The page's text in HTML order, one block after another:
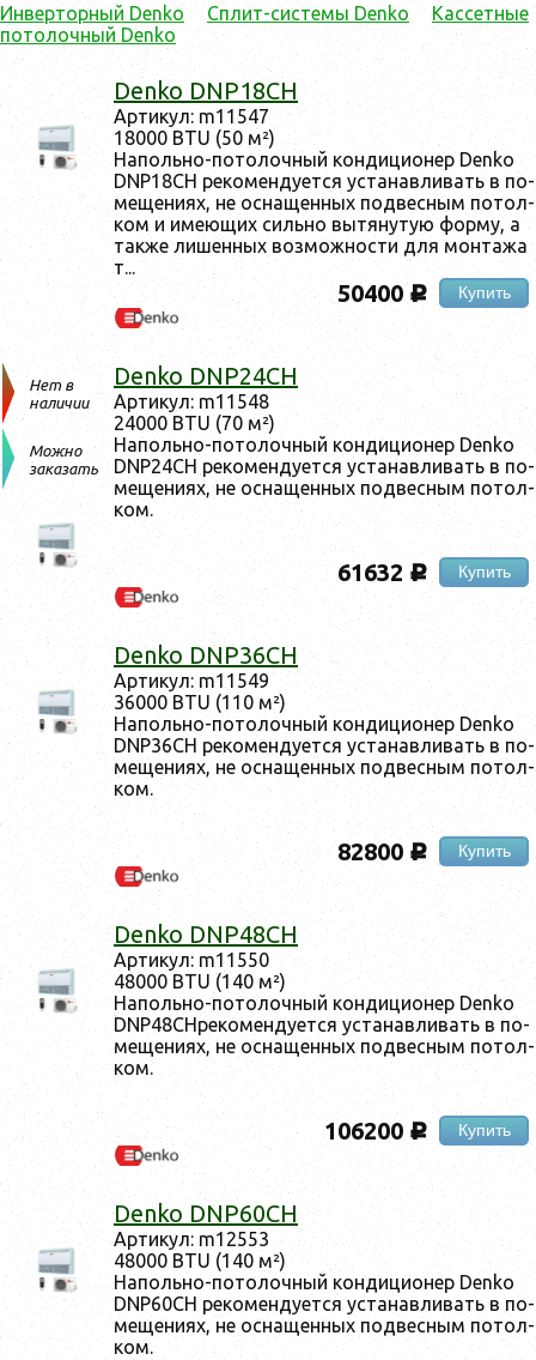
Инверторный Denko
Сплит-системы Denko
Кассетные
потолочный Denko
Denko DNP18CH
Ар­ти­кул: m11547
18000 BTU (50 м²)
На­поль­но-по­толоч­ный кон­ди­ци­онер Denko
DNP18CH ре­комен­ду­ет­ся ус­та­нав­ли­вать в по­
меще­ни­ях, не ос­на­щен­ных под­весным по­тол­
ком и име­ющих силь­но вы­тяну­тую фор­му, а
так­же ли­шен­ных воз­можнос­ти для мон­та­жа
т...
50400c Купить
Нет в
наличии
Можно
заказать
Denko DNP24CH
Ар­ти­кул: m11548
24000 BTU (70 м²)
На­поль­но-по­толоч­ный кон­ди­ци­онер Denko
DNP24CH ре­комен­ду­ет­ся ус­та­нав­ли­вать в по­
меще­ни­ях, не ос­на­щен­ных под­весным по­тол­
ком.
61632 c Купить
Denko DNP36CH
Ар­ти­кул: m11549
36000 BTU (110 м²)
На­поль­но-по­толоч­ный кон­ди­ци­онер Denko
DNP36CH ре­комен­ду­ет­ся ус­та­нав­ли­вать в по­
меще­ни­ях, не ос­на­щен­ных под­весным по­тол­
ком.
82800 c Купить
Denko DNP48CH
Ар­ти­кул: m11550
48000 BTU (140 м²)
На­поль­но-по­то­лоч­ный кон­ди­ци­онер Denko
DNP48CHре­ко­мен­ду­ет­ся ус­та­нав­ли­вать в по­
ме­ще­ни­ях, не ос­на­щен­ных под­вес­ным по­тол­
ком.
106200 c Купить
Denko DNP60CH
Ар­ти­кул: m12553
48000 BTU (140 м²)
На­поль­но-по­то­лоч­ный кон­ди­ци­онер Denko
DNP60CH ре­ко­мен­ду­ет­ся ус­та­нав­ли­вать в по­
ме­ще­ни­ях, не ос­на­щен­ных под­вес­ным по­тол­
ком.